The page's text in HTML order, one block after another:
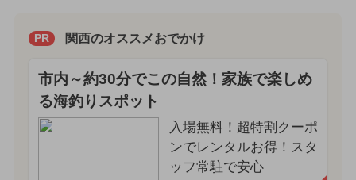
PR 関西のオススメおでかけ
市内～約30分でこの自然！家族で楽しめ
る海釣りスポット
入場無料！超特割クーポ
ンでレンタルお得！スタ
ッフ常駐で安心